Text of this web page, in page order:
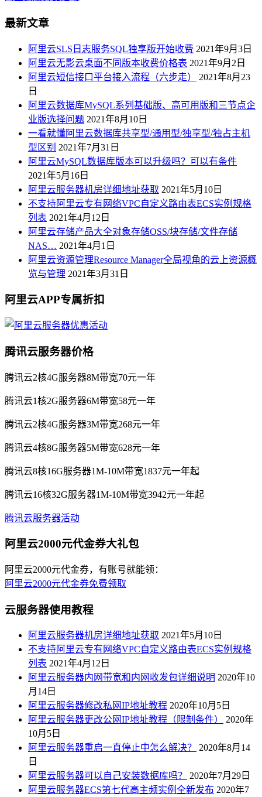
最新文章
阿里云SLS日志服务SQL独享版开始收费 2021年9月3日
阿里云无影云桌面不同版本收费价格表 2021年9月2日
阿里云短信接口平台接入流程（六步走）
2021年8月23
日
阿里云数据库MySQL系列基础版、高可用版和三节点企
业版选择问题 2021年8月10日
一看就懂阿里云数据库共享型/通用型/独享型/独占主机
型区别 2021年7月31日
阿里云MySQL数据库版本可以升级吗？可以有条件
2021年5月16日
阿里云服务器机房详细地址获取 2021年5月10日
不支持阿里云专有网络VPC自定义路由表ECS实例规格
列表 2021年4月12日
阿里云存储产品大全对象存储OSS/块存储/文件存储
NAS… 2021年4月1日
阿里云资源管理Resource Manager全局视角的云上资源概
览与管理 2021年3月31日
阿里云APP专属折扣
腾讯云服务器价格
腾讯云2核4G服务器8M带宽70元一年
腾讯云1核2G服务器6M带宽58元一年
腾讯云2核4G服务器3M带宽268元一年
腾讯云4核8G服务器5M带宽628元一年
腾讯云8核16G服务器1M-10M带宽1837元一年起
腾讯云16核32G服务器1M-10M带宽3942元一年起
腾讯云服务器活动
阿里云2000元代金券大礼包
阿里云2000元代金券，有账号就能领：
阿里云2000元代金券免费领取
云服务器使用教程
阿里云服务器机房详细地址获取 2021年5月10日
不支持阿里云专有网络VPC自定义路由表ECS实例规格
列表 2021年4月12日
阿里云服务器内网带宽和内网收发包详细说明 2020年10
月14日
阿里云服务器修改私网IP地址教程 2020年10月5日
阿里云服务器更改公网IP地址教程（限制条件）
2020年
10月5日
阿里云服务器重启一直停止中怎么解决？
2020年8月14
日
阿里云服务器可以自己安装数据库吗？
2020年7月29日
阿里云服务器ECS第七代高主频实例全新发布 2020年7